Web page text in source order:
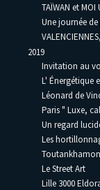
TAÏWAN et
Une journée
2019
Invitation au
L' Énergétique
Léonard de
Paris " Luxe,
Un regard
Les
Le Street Art
Lille 3000